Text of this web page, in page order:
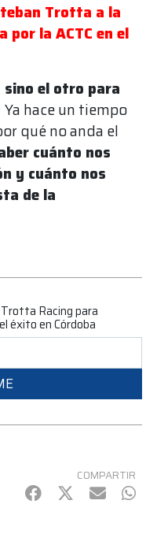
Trotta a la
la ACTC en el
sino el otro para
Ya hace un tiempo
qué no anda el
cuánto nos
y cuánto nos
de la
Racing para
éxito en Córdoba
COMPARTIR
Facebook
Twitter
mail